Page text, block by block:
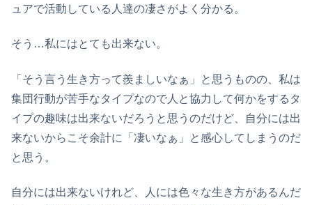
ュアで活動している人達の凄さがよく分かる。
そう…私にはとても出来ない。
「そう言う生き方って羨ましいなぁ」と思うものの、私は
集団行動が苦手なタイプなので人と協力して何かをするタ
イプの趣味は出来ないだろうと思うのだけど、自分には出
来ないからこそ余計に「凄いなぁ」と感心してしまうのだ
と思う。
自分には出来ないけれど、人には色々な生き方があるんだ